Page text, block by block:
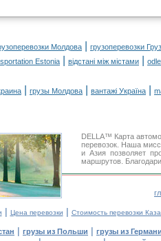
Молдова
грузоперевозки
Estonia відстані між містами
грузы Молдова вантажі Україна
DELLA™ Карта
перевозок. Наша
и Азия позволяет
маршрутов.
| Цена перевозки | Стоимость перевозки
| грузы из Польши | грузы из